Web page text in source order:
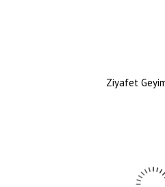
Ziyafet